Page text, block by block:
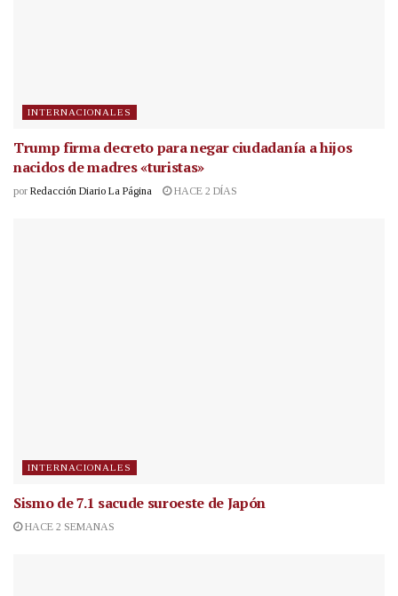
INTERNACIONALES
Trump firma decreto para negar ciudadanía a hijos
nacidos de madres «turistas»
por Redacción Diario La Página HACE 2 DÍAS
INTERNACIONALES
Sismo de 7.1 sacude suroeste de Japón
HACE 2 SEMANAS